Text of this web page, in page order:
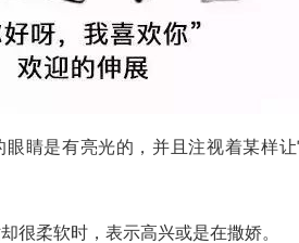
睛是有亮光的，并且注视着某样
柔软时，表示高兴或是在撒娇。